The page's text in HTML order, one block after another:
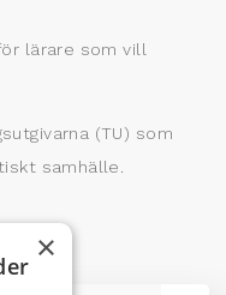
lärare som vill
(TU) som
samhälle.
×